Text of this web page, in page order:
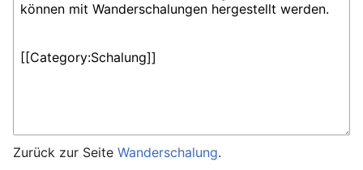
Zurück zur Seite Wanderschalung.